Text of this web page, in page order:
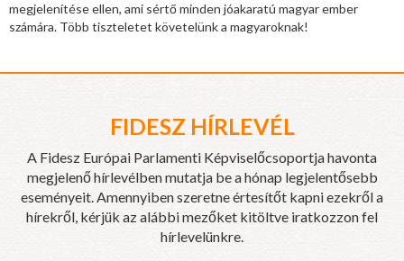
megjelenítése ellen, ami sértő minden jóakaratú magyar ember
számára. Több tiszteletet követelünk a magyaroknak!
FIDESZ HÍRLEVÉL
A Fidesz Európai Parlamenti Képviselőcsoportja havonta
megjelenő hírlevélben mutatja be a hónap legjelentősebb
eseményeit. Amennyiben szeretne értesítőt kapni ezekről a
hírekről, kérjük az alábbi mezőket kitöltve iratkozzon fel
hírlevelünkre.